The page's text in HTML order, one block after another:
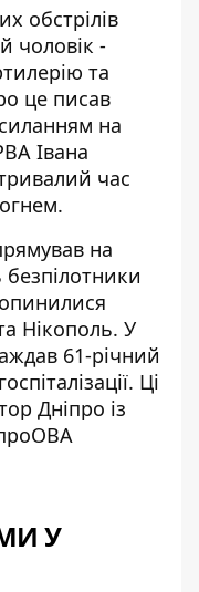
обстрілів
чоловік -
та
це писав
на
Івана
час
на
Нікополь. У
61-річний
Ці
Дніпро із
У